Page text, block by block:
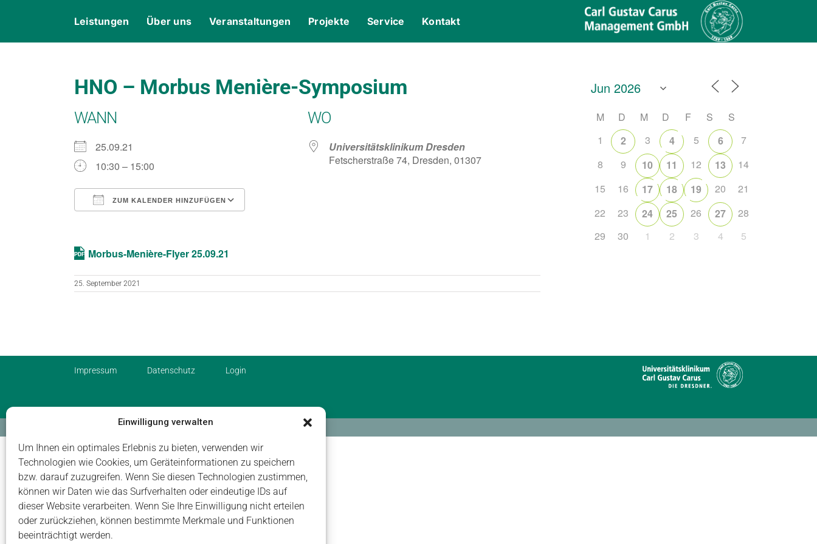
Einwilligung verwalten
Um Ihnen ein optimales Erlebnis zu bieten, verwenden wir
Technologien wie Cookies, um Geräteinformationen zu speichern
bzw. darauf zuzugreifen. Wenn Sie diesen Technologien zustimmen,
können wir Daten wie das Surfverhalten oder eindeutige IDs auf
dieser Website verarbeiten. Wenn Sie Ihre Einwilligung nicht erteilen
oder zurückziehen, können bestimmte Merkmale und Funktionen
beeinträchtigt werden.
Leistungen Über uns Veranstaltungen Projekte Service Kontakt
HNO – Morbus Menière-Symposium
WANN
25.09.21
10:30 – 15:00
ZUM KALENDER HINZUFÜGEN
WO
Universitätsklinikum Dresden
Fetscherstraße 74, Dresden, 01307
Morbus-Menière-Flyer 25.09.21
25. September 2021
M D M D F S
S
1
2 3 4 5 6
7
8
9 10 11 12 13
14
15
16 17 18 19 20
21
22
23 24 25 26 27
28
29
30 1 2 3 4 5
Impressum Datenschutz Login
© Carus Management GmbH